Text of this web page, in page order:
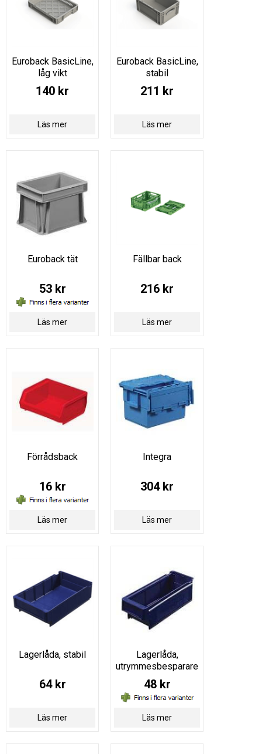
Euroback BasicLine,
låg vikt
140 kr
Läs mer
Euroback BasicLine,
stabil
211 kr
Läs mer
Euroback tät
53 kr
Läs mer
Fällbar back
216 kr
Läs mer
Förrådsback
16 kr
Läs mer
Integra
304 kr
Läs mer
Lagerlåda, stabil
64 kr
Läs mer
Lagerlåda,
utrymmesbesparare
48 kr
Läs mer